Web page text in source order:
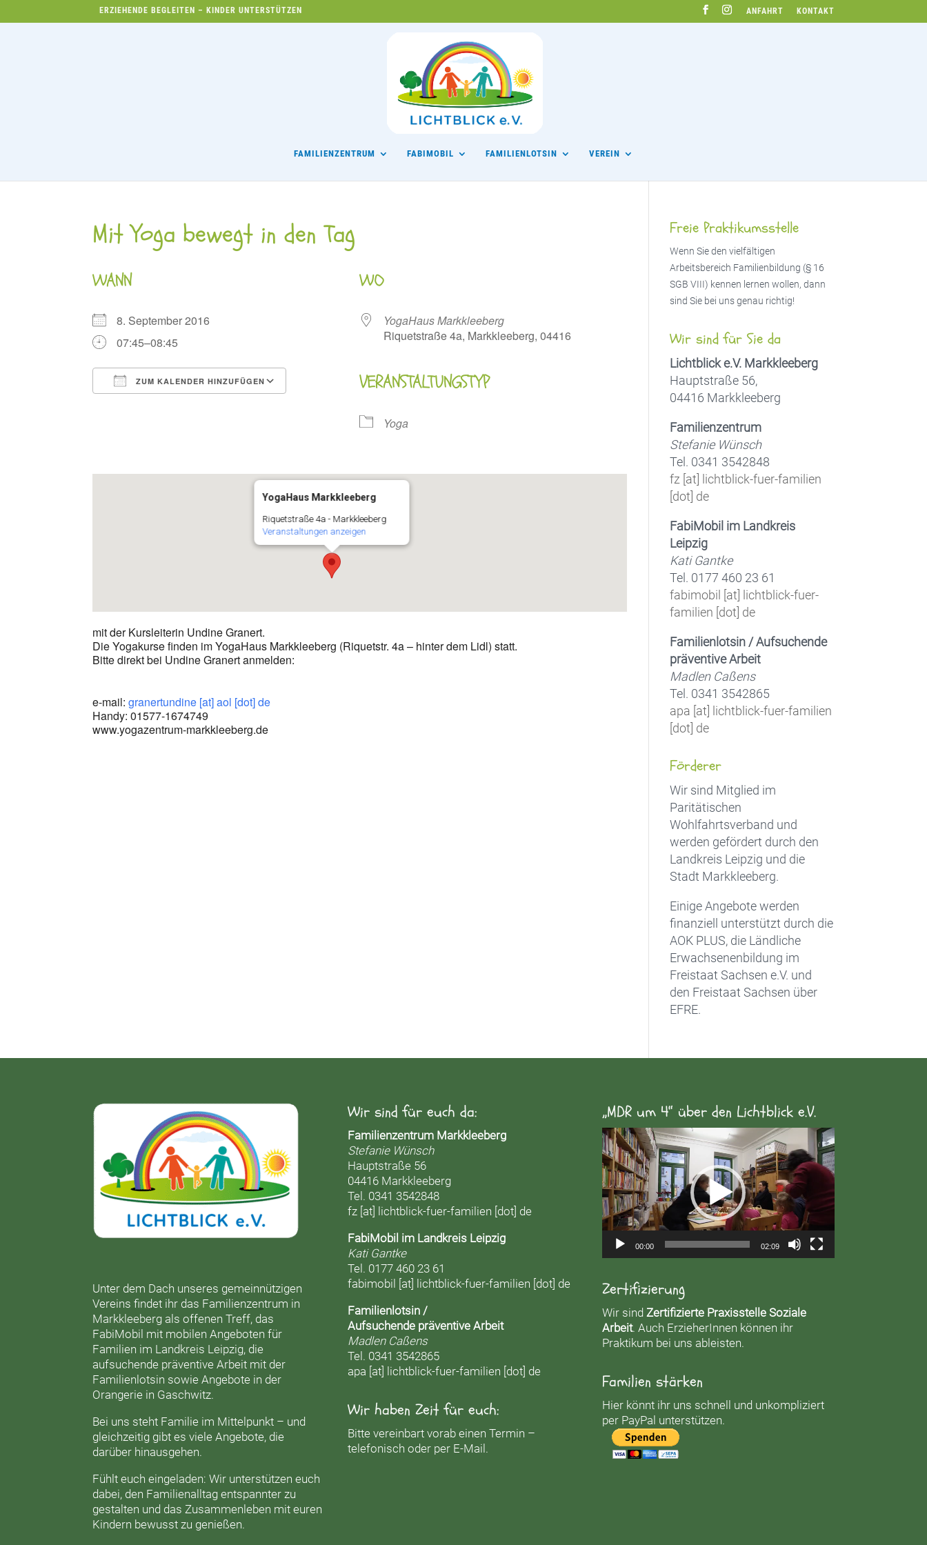
ERZIEHENDE BEGLEITEN – KINDER UNTERSTÜTZEN ANFAHRT KONTAKT
FAMILIENZENTRUM FABIMOBIL FAMILIENLOTSIN VEREIN
Mit Yoga bewegt in den Tag
WANN
8. September 2016
07:45–08:45
ZUM KALENDER HINZUFÜGEN
Office 365
WO
YogaHaus Markkleeberg
Riquetstraße 4a, Markkleeberg, 04416
VERANSTALTUNGSTYP
Yoga
YogaHaus Markkleeberg
Riquetstraße 4a - Markkleeberg
Veranstaltungen anzeigen
mit der Kursleiterin Undine Granert.
Die Yogakurse finden im YogaHaus Markkleeberg (Riquetstr. 4a – hinter dem Lidl) statt.
Bitte direkt bei Undine Granert anmelden:
e-mail:granertundine [at] aol [dot] de
Handy: 01577-1674749
www.yogazentrum-markkleeberg.de
Freie Praktikumsstelle
Wenn Sie den vielfältigen
Arbeitsbereich Familienbildung (§ 16
SGB VIII) kennen lernen wollen, dann
sind Sie bei uns genau richtig!
Wir sind für Sie da
Lichtblick e.V. Markkleeberg
Hauptstraße 56,
04416 Markkleeberg
Familienzentrum
Stefanie Wünsch
Tel. 0341 3542848
fz [at] lichtblick-fuer-familien
[dot] de
FabiMobil im Landkreis
Leipzig
Kati Gantke
Tel. 0177 460 23 61
fabimobil [at] lichtblick-fuer-
familien [dot] de
Familienlotsin / Aufsuchende
präventive Arbeit
Madlen Caßens
Tel. 0341 3542865
apa [at] lichtblick-fuer-familien
[dot] de
Förderer
Wir sind Mitglied im
Paritätischen
Wohlfahrtsverband und
werden gefördert durch den
Landkreis Leipzig und die
Stadt Markkleeberg.
Einige Angebote werden
finanziell unterstützt durch die
AOK PLUS, die Ländliche
Erwachsenenbildung im
Freistaat Sachsen e.V. und
den Freistaat Sachsen über
EFRE.
Unter dem Dach unseres gemeinnützigen
Vereins findet ihr das Familienzentrum in
Markkleeberg als offenen Treff, das
FabiMobil mit mobilen Angeboten für
Familien im Landkreis Leipzig, die
aufsuchende präventive Arbeit mit der
Familienlotsin sowie Angebote in der
Orangerie in Gaschwitz.
Bei uns steht Familie im Mittelpunkt – und
gleichzeitig gibt es viele Angebote, die
darüber hinausgehen.
Fühlt euch eingeladen: Wir unterstützen euch
dabei, den Familienalltag entspannter zu
gestalten und das Zusammenleben mit euren
Kindern bewusst zu genießen.
Wir sind für euch da:
Familienzentrum Markkleeberg
Stefanie Wünsch
Hauptstraße 56
04416 Markkleeberg
Tel. 0341 3542848
fz [at] lichtblick-fuer-familien [dot] de
FabiMobil im Landkreis Leipzig
Kati Gantke
Tel. 0177 460 23 61
fabimobil [at] lichtblick-fuer-familien [dot] de
Familienlotsin /
Aufsuchende präventive Arbeit
Madlen Caßens
Tel. 0341 3542865
apa [at] lichtblick-fuer-familien [dot] de
Wir haben Zeit für euch:
Bitte vereinbart vorab einen Termin –
telefonisch oder per E-Mail.
„MDR um 4“ über den Lichtblick e.V.
Video-
Player
00:00 02:09
Zertifizierung
Wir sind Zertifizierte Praxisstelle Soziale
Arbeit. Auch ErzieherInnen können ihr
Praktikum bei uns ableisten.
Familien stärken
Hier könnt ihr uns schnell und unkompliziert
per PayPal unterstützen.